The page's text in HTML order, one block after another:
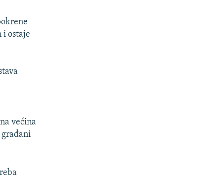
i ostaje
većina
građani